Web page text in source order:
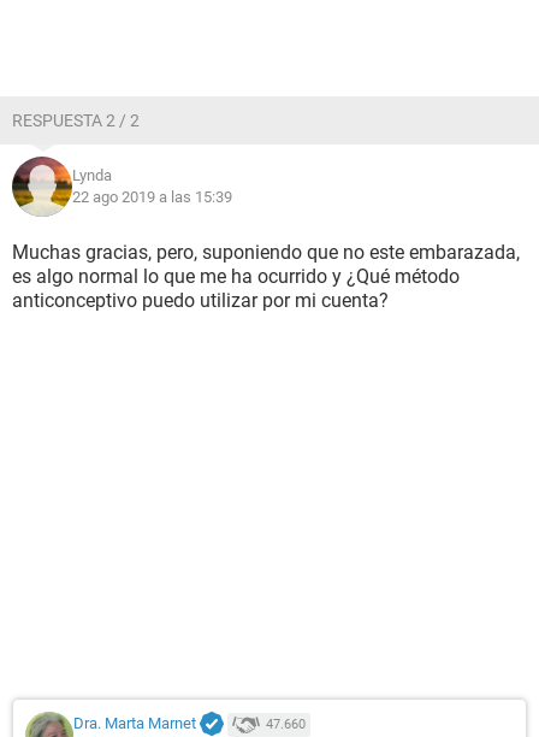
RESPUESTA 2 / 2
Lynda
22 ago 2019 a las 15:39
Muchas gracias, pero, suponiendo que no este embarazada,
es algo normal lo que me ha ocurrido y ¿Qué método
anticonceptivo puedo utilizar por mi cuenta?
Dra. Marta Marnet 47.660